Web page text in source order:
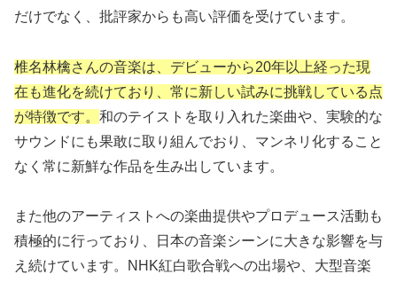
だけでなく、批評家からも高い評価を受けています。
椎名林檎さんの音楽は、デビューから20年以上経った現
在も進化を続けており、常に新しい試みに挑戦している点
が特徴です。 和のテイストを取り入れた楽曲や、実験的な
サウンドにも果敢に取り組んでおり、マンネリ化すること
なく常に新鮮な作品を生み出しています。
また他のアーティストへの楽曲提供やプロデュース活動も
積極的に行っており、日本の音楽シーンに大きな影響を与
え続けています。NHK紅白歌合戦への出場や、大型音楽